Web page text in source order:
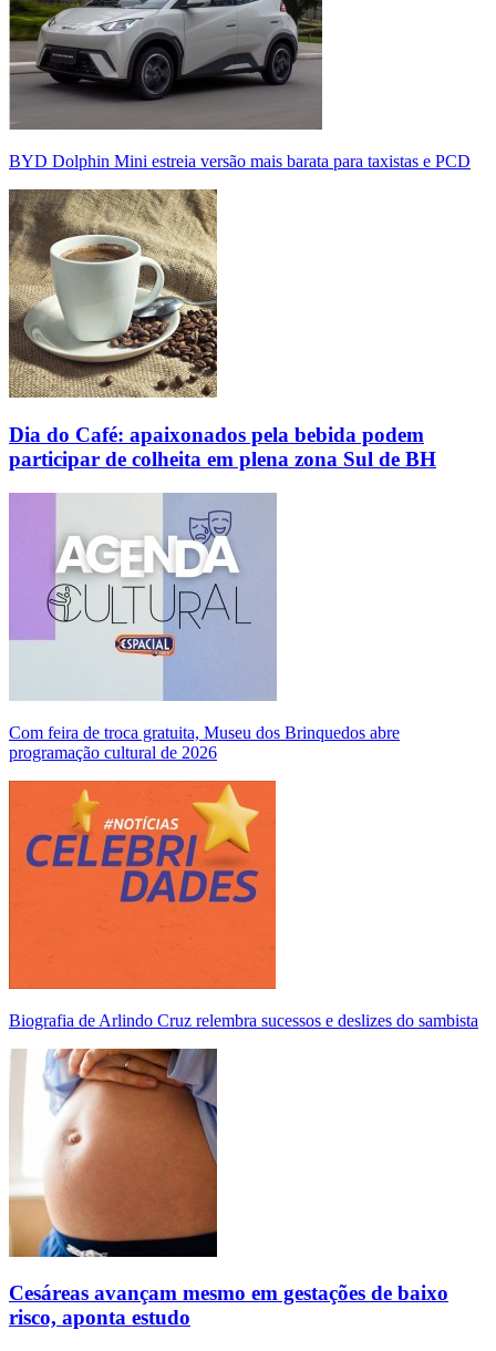
BYD Dolphin Mini estreia versão mais barata para taxistas e PCD
Dia do Café: apaixonados pela bebida podem
participar de colheita em plena zona Sul de BH
Com feira de troca gratuita, Museu dos Brinquedos abre
programação cultural de 2026
Biografia de Arlindo Cruz relembra sucessos e deslizes do sambista
Cesáreas avançam mesmo em gestações de baixo
risco, aponta estudo